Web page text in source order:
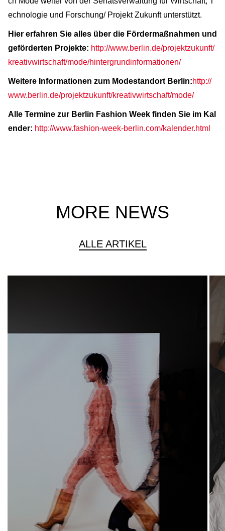
echnologie und Forschung/ Projekt Zukunft unterstützt.
Hier erfahren Sie alles über die Fördermaßnahmen und
geförderten Projekte: http://www.berlin.de/projektzukunft/
kreativwirtschaft/mode/hintergrundinformationen/
Weitere Informationen zum Modestandort Berlin:http://
www.berlin.de/projektzukunft/kreativwirtschaft/mode/
Alle Termine zur Berlin Fashion Week finden Sie im Kal
ender: http://www.fashion-week-berlin.com/kalender.html
MORE NEWS
ALLE ARTIKEL